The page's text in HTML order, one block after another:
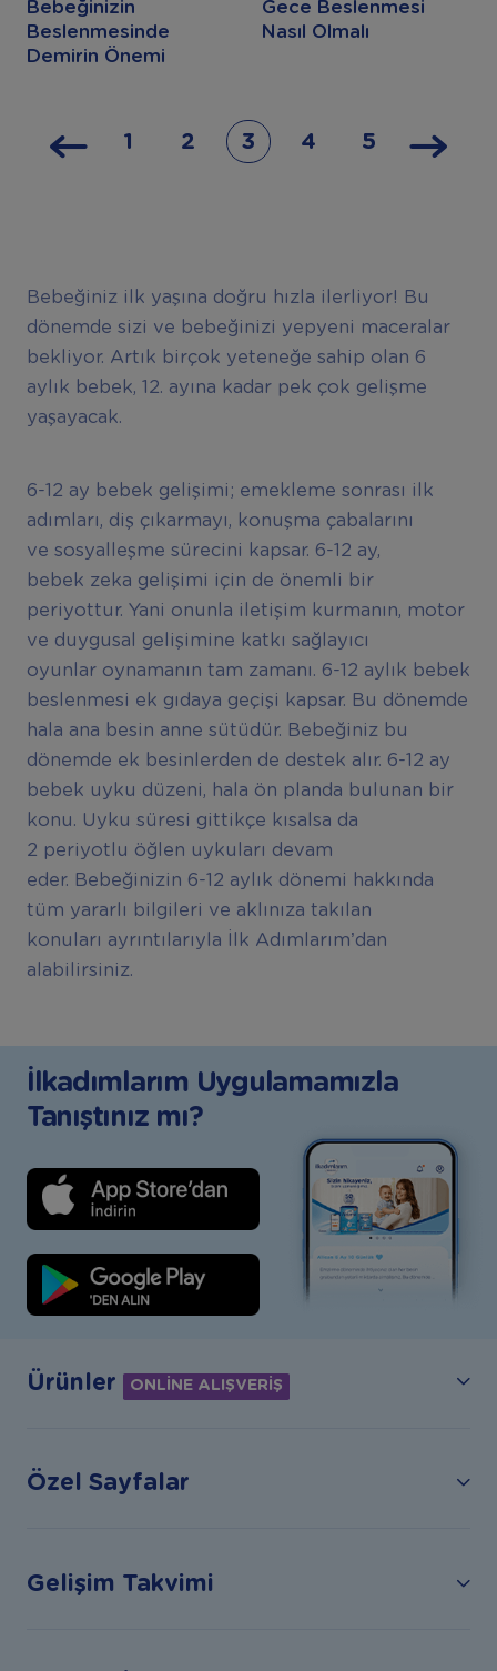
Bebeğinizin
Beslenmesinde
Demirin Önemi
Gece Beslenmesi
Nasıl Olmalı
1 2 3 4 5
Bebeğiniz ilk yaşına doğru hızla ilerliyor! Bu
dönemde sizi ve bebeğinizi yepyeni maceralar
bekliyor. Artık birçok yeteneğe sahip olan 6
aylık bebek, 12. ayına kadar pek çok gelişme
yaşayacak.
6-12 ay bebek gelişimi; emekleme sonrası ilk
adımları, diş çıkarmayı, konuşma çabalarını
ve sosyalleşme sürecini kapsar. 6-12 ay,
bebek zeka gelişimi için de önemli bir
periyottur. Yani onunla iletişim kurmanın, motor
ve duygusal gelişimine katkı sağlayıcı
oyunlar oynamanın tam zamanı. 6-12 aylık bebek
beslenmesi ek gıdaya geçişi kapsar. Bu dönemde
hala ana besin anne sütüdür. Bebeğiniz bu
dönemde ek besinlerden de destek alır. 6-12 ay
bebek uyku düzeni, hala ön planda bulunan bir
konu. Uyku süresi gittikçe kısalsa da
2 periyotlu öğlen uykuları devam
eder. Bebeğinizin 6-12 aylık dönemi hakkında
tüm yararlı bilgileri ve aklınıza takılan
konuları ayrıntılarıyla İlk Adımlarım’dan
alabilirsiniz.
İlkadımlarım Uygulamamızla
Tanıştınız mı?
Ürünler ONLİNE ALIŞVERİŞ
Özel Sayfalar
Gelişim Takvimi